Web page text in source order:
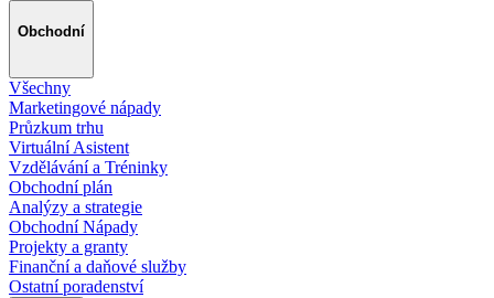
Obchodní
Všechny
Marketingové nápady
Průzkum trhu
Virtuální Asistent
Vzdělávání a Tréninky
Obchodní plán
Analýzy a strategie
Obchodní Nápady
Projekty a granty
Finanční a daňové služby
Ostatní poradenství